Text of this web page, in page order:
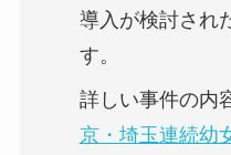
導入が検討され
す。
詳しい事件の内
京・埼玉連続幼